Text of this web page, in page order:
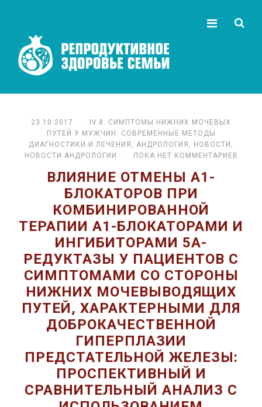
23.10.2017 ·
IV.8. СИМПТОМЫ НИЖНИХ МОЧЕВЫХ
ПУТЕЙ У МУЖЧИН: СОВРЕМЕННЫЕ МЕТОДЫ
ДИАГНОСТИКИ И ЛЕЧЕНИЯ , АНДРОЛОГИЯ , НОВОСТИ ,
НОВОСТИ АНДРОЛОГИИ
· ПОКА НЕТ КОММЕНТАРИЕВ
ВЛИЯНИЕ ОТМЕНЫ Α1-
БЛОКАТОРОВ ПРИ
КОМБИНИРОВАННОЙ
ТЕРАПИИ Α1-БЛОКАТОРАМИ И
ИНГИБИТОРАМИ 5Α-
РЕДУКТАЗЫ У ПАЦИЕНТОВ С
СИМПТОМАМИ СО СТОРОНЫ
НИЖНИХ МОЧЕВЫВОДЯЩИХ
ПУТЕЙ, ХАРАКТЕРНЫМИ ДЛЯ
ДОБРОКАЧЕСТВЕННОЙ
ГИПЕРПЛАЗИИ
ПРЕДСТАТЕЛЬНОЙ ЖЕЛЕЗЫ:
ПРОСПЕКТИВНЫЙ И
СРАВНИТЕЛЬНЫЙ АНАЛИЗ С